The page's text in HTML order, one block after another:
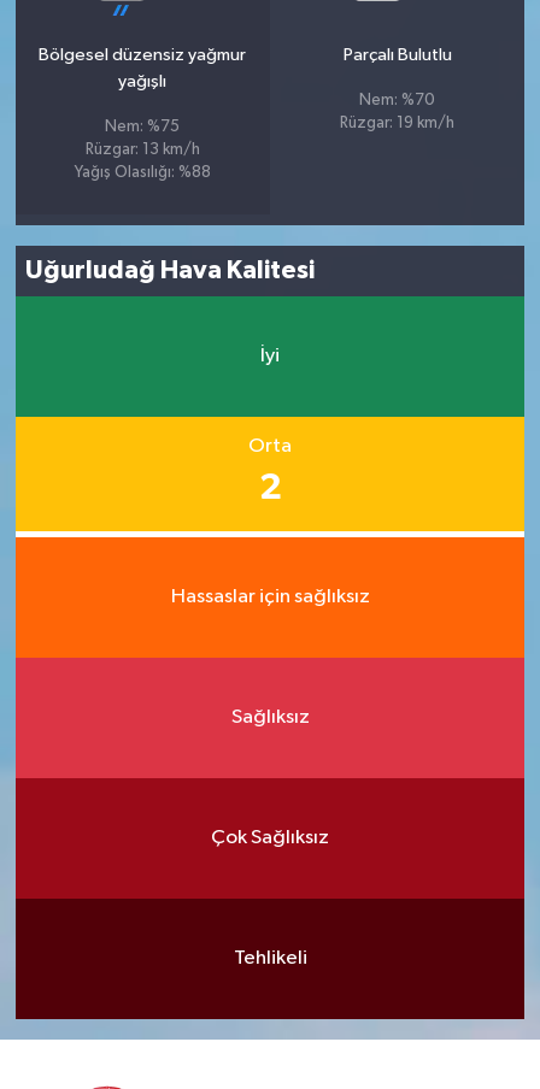
Bölgesel düzensiz yağmur
yağışlı
Nem: %75
Rüzgar: 13 km/h
Yağış Olasılığı: %88
Parçalı Bulutlu
Nem: %70
Rüzgar: 19 km/h
Uğurludağ Hava Kalitesi
İyi
Orta
2
Hassaslar için sağlıksız
Sağlıksız
Çok Sağlıksız
Tehlikeli